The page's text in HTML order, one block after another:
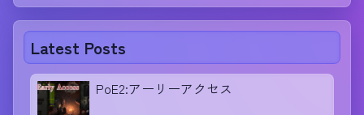
Latest Posts
PoE2:アーリーアクセス